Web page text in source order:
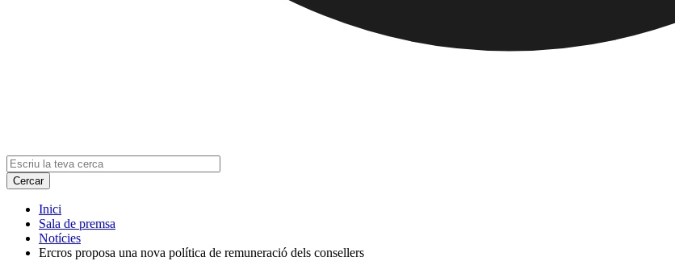
Inici
Sala de premsa
Notícies
Ercros proposa una nova política de remuneració dels consellers